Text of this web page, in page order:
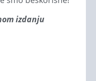
izdanju